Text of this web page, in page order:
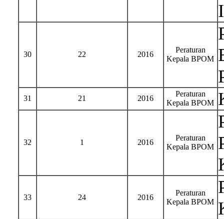
30 22 2016
Peraturan
Kepala BPOM
31 21 2016
Peraturan
Kepala BPOM
32 1 2016
Peraturan
Kepala BPOM
33 24 2016
Peraturan
Kepala BPOM